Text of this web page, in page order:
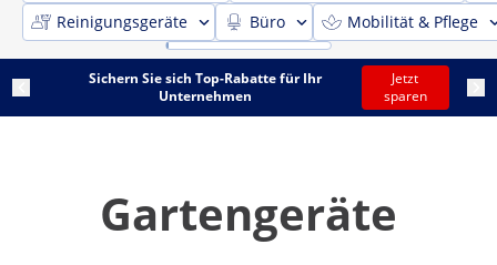
Reinigungsgeräte
Büro Mobilität & Pflege
Sichern Sie sich Top-Rabatte für Ihr
Unternehmen
Jetzt
sparen
Gartengeräte